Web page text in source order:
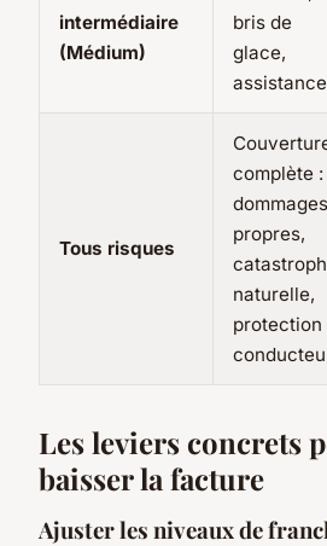
intermédiaire
(Médium)
bris de
glace,
assistance
Tous risques
complète :
dommages
propres,
naturelle,
protection
Les leviers concrets
baisser la facture
Ajuster les niveaux de